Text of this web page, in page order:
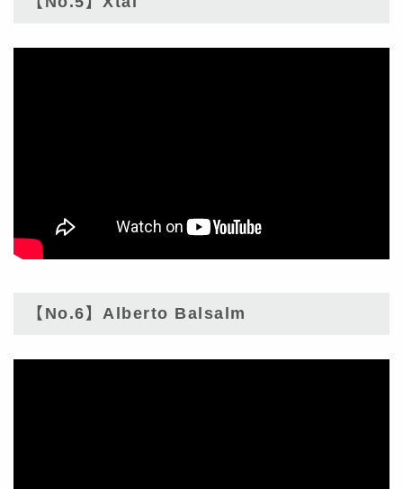
【No.6】Alberto Balsalm